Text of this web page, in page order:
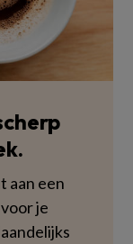
aan een
je